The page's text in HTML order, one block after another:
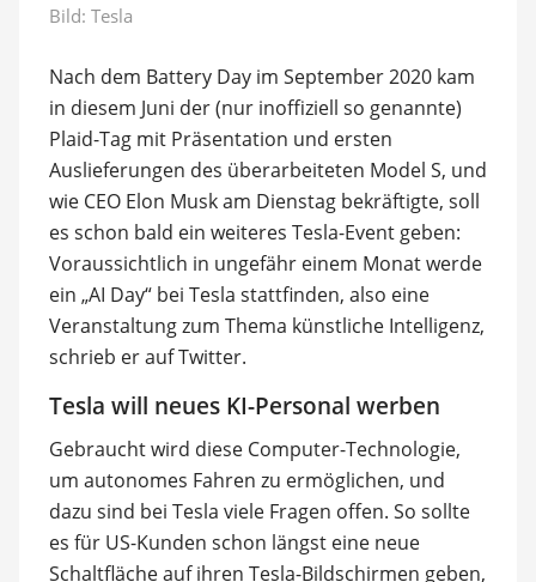
Bild: Tesla
Nach dem Battery Day im September 2020 kam
in diesem Juni der (nur inoffiziell so genannte)
Plaid-Tag mit Präsentation und ersten
Auslieferungen des überarbeiteten Model S, und
wie CEO Elon Musk am Dienstag bekräftigte, soll
es schon bald ein weiteres Tesla-Event geben:
Voraussichtlich in ungefähr einem Monat werde
ein „AI Day“ bei Tesla stattfinden, also eine
Veranstaltung zum Thema künstliche Intelligenz,
schrieb er auf Twitter.
Tesla will neues KI-Personal werben
Gebraucht wird diese Computer-Technologie,
um autonomes Fahren zu ermöglichen, und
dazu sind bei Tesla viele Fragen offen. So sollte
es für US-Kunden schon längst eine neue
Schaltfläche auf ihren Tesla-Bildschirmen geben,